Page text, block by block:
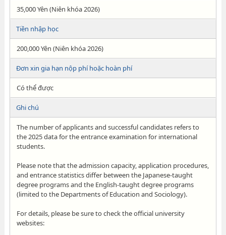
35,000 Yên (Niên khóa 2026)
Tiền nhập học
200,000 Yên (Niên khóa 2026)
Đơn xin gia hạn nộp phí hoặc hoàn phí
Có thể được
Ghi chú
The number of applicants and successful candidates refers to
the 2025 data for the entrance examination for international
students.
Please note that the admission capacity, application procedures,
and entrance statistics differ between the Japanese-taught
degree programs and the English-taught degree programs
(limited to the Departments of Education and Sociology).
For details, please be sure to check the official university
websites: